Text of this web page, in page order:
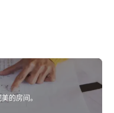
的房间。